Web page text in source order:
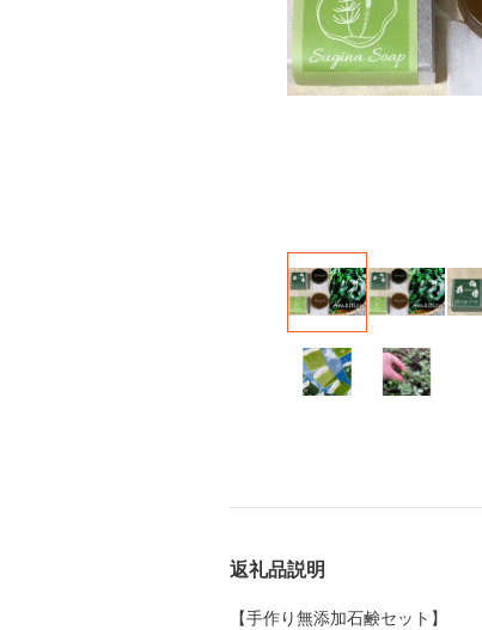
返礼品説明
【手作り無添加石鹸セット】